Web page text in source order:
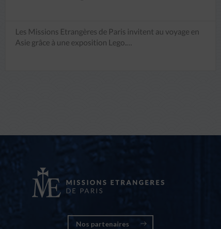
Les Missions Etrangères de Paris invitent au voyage en
Asie grâce à une exposition Lego.…
Nos partenaires